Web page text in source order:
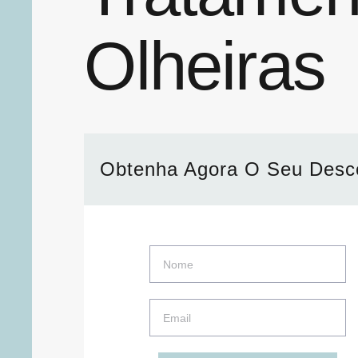
Olheiras
Obtenha Agora O Seu